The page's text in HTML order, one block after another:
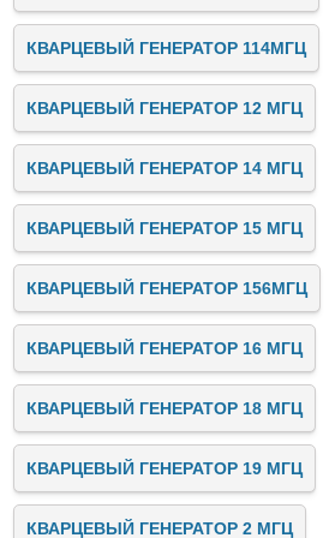
КВАРЦЕВЫЙ ГЕНЕРАТОР 114МГЦ
КВАРЦЕВЫЙ ГЕНЕРАТОР 12 МГЦ
КВАРЦЕВЫЙ ГЕНЕРАТОР 14 МГЦ
КВАРЦЕВЫЙ ГЕНЕРАТОР 15 МГЦ
КВАРЦЕВЫЙ ГЕНЕРАТОР 156МГЦ
КВАРЦЕВЫЙ ГЕНЕРАТОР 16 МГЦ
КВАРЦЕВЫЙ ГЕНЕРАТОР 18 МГЦ
КВАРЦЕВЫЙ ГЕНЕРАТОР 19 МГЦ
КВАРЦЕВЫЙ ГЕНЕРАТОР 2 МГЦ